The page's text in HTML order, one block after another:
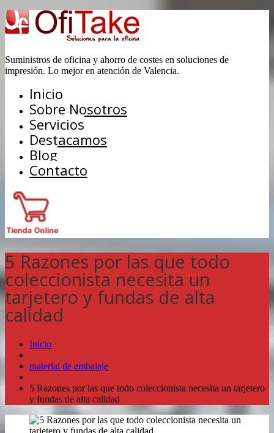
Suministros de oficina y ahorro de costes en soluciones de
impresión. Lo mejor en atención de Valencia.
Inicio
Sobre Nosotros
Servicios
Destacamos
Blog
Contacto
5 Razones por las que todo
coleccionista necesita un
tarjetero y fundas de alta
calidad
Inicio
material de embalaje
5 Razones por las que todo coleccionista necesita un tarjetero
y fundas de alta calidad